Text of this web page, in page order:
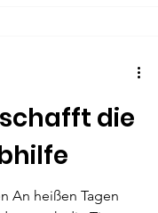
die
An heißen Tagen